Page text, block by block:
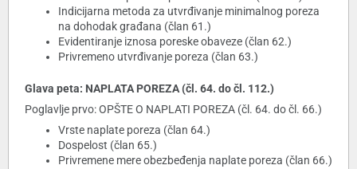
Indicijarna metoda za utvrđivanje minimalnog poreza
na dohodak građana (član 61.)
Evidentiranje iznosa poreske obaveze (član 62.)
Privremeno utvrđivanje poreza (član 63.)
Glava peta: NAPLATA POREZA (čl. 64. do čl. 112.)
Poglavlje prvo: OPŠTE O NAPLATI POREZA (čl. 64. do čl. 66.)
Vrste naplate poreza (član 64.)
Dospelost (član 65.)
Privremene mere obezbeđenja naplate poreza (član 66.)